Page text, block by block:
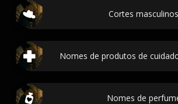
Cortes masculinos
Nomes de produtos de
Nomes de